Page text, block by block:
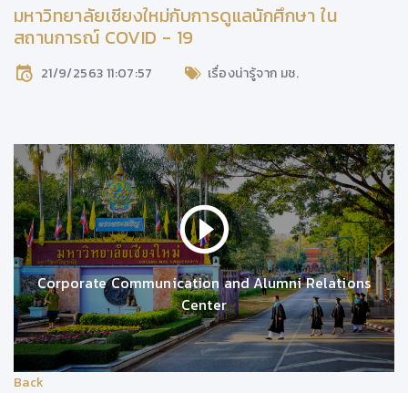
มหาวิทยาลัยเชียงใหม่กับการดูแลนักศึกษา ใน
สถานการณ์ COVID - 19
21/9/2563 11:07:57 เรื่องน่ารู้จาก มช.
Corporate Communication and Alumni Relations
Center
Back